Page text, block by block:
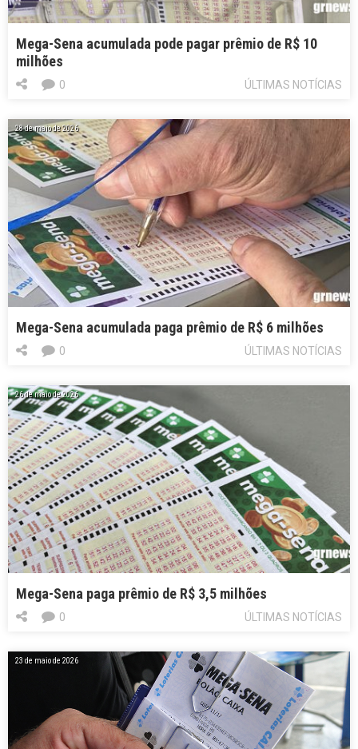
Mega-Sena acumulada pode pagar prêmio de R$ 10
milhões
ÚLTIMAS NOTÍCIAS
0
28 de maio de 2026
Mega-Sena acumulada paga prêmio de R$ 6 milhões
ÚLTIMAS NOTÍCIAS
0
26 de maio de 2026
Mega-Sena paga prêmio de R$ 3,5 milhões
ÚLTIMAS NOTÍCIAS
0
23 de maio de 2026